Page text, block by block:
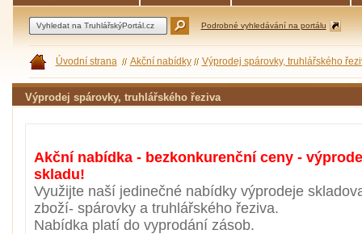
Podrobné vyhledávání na portálu
Úvodní strana Akční nabídky Výprodej spárovky, truhlářského
Výprodej spárovky, truhlářského řeziva
Akční nabídka - bezkonkurenční ceny -
skladu!
Využijte naší jedinečné nabídky výprodeje
zboží- spárovky a truhlářského řeziva.
Nabídka platí do vyprodání zásob.